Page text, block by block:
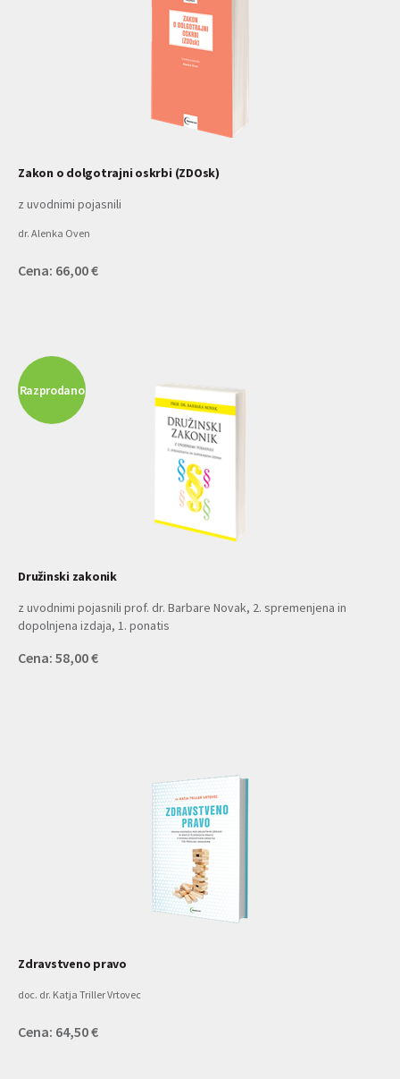
Zakon o dolgotrajni oskrbi (ZDOsk)
z uvodnimi pojasnili
dr. Alenka Oven
Cena: 66,00 €
Razprodano
Družinski zakonik
z uvodnimi pojasnili prof. dr. Barbare Novak, 2. spremenjena in
dopolnjena izdaja, 1. ponatis
Cena: 58,00 €
Zdravstveno pravo
doc. dr. Katja Triller Vrtovec
Cena: 64,50 €